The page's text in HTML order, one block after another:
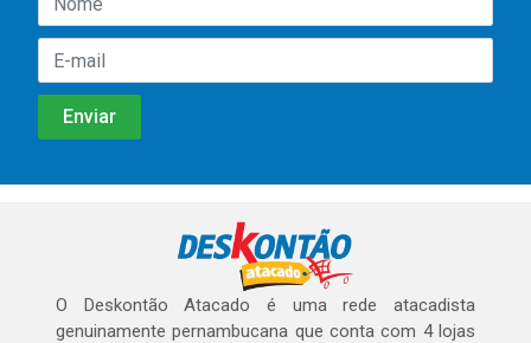
O Deskontão Atacado é uma rede atacadista
genuinamente pernambucana que conta com 4 lojas